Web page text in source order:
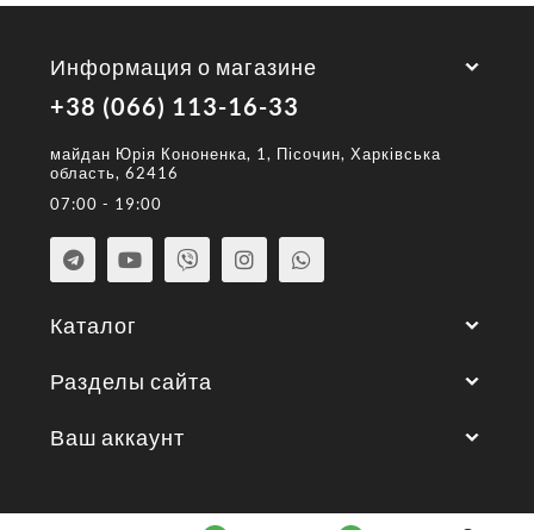
Информация о магазине
+38 (066) 113-16-33
майдан Юрія Кононенка, 1, Пісочин, Харківська
область, 62416
07:00 - 19:00
Каталог
Разделы сайта
Ваш аккаунт
© 2026 год. Все права защищены.